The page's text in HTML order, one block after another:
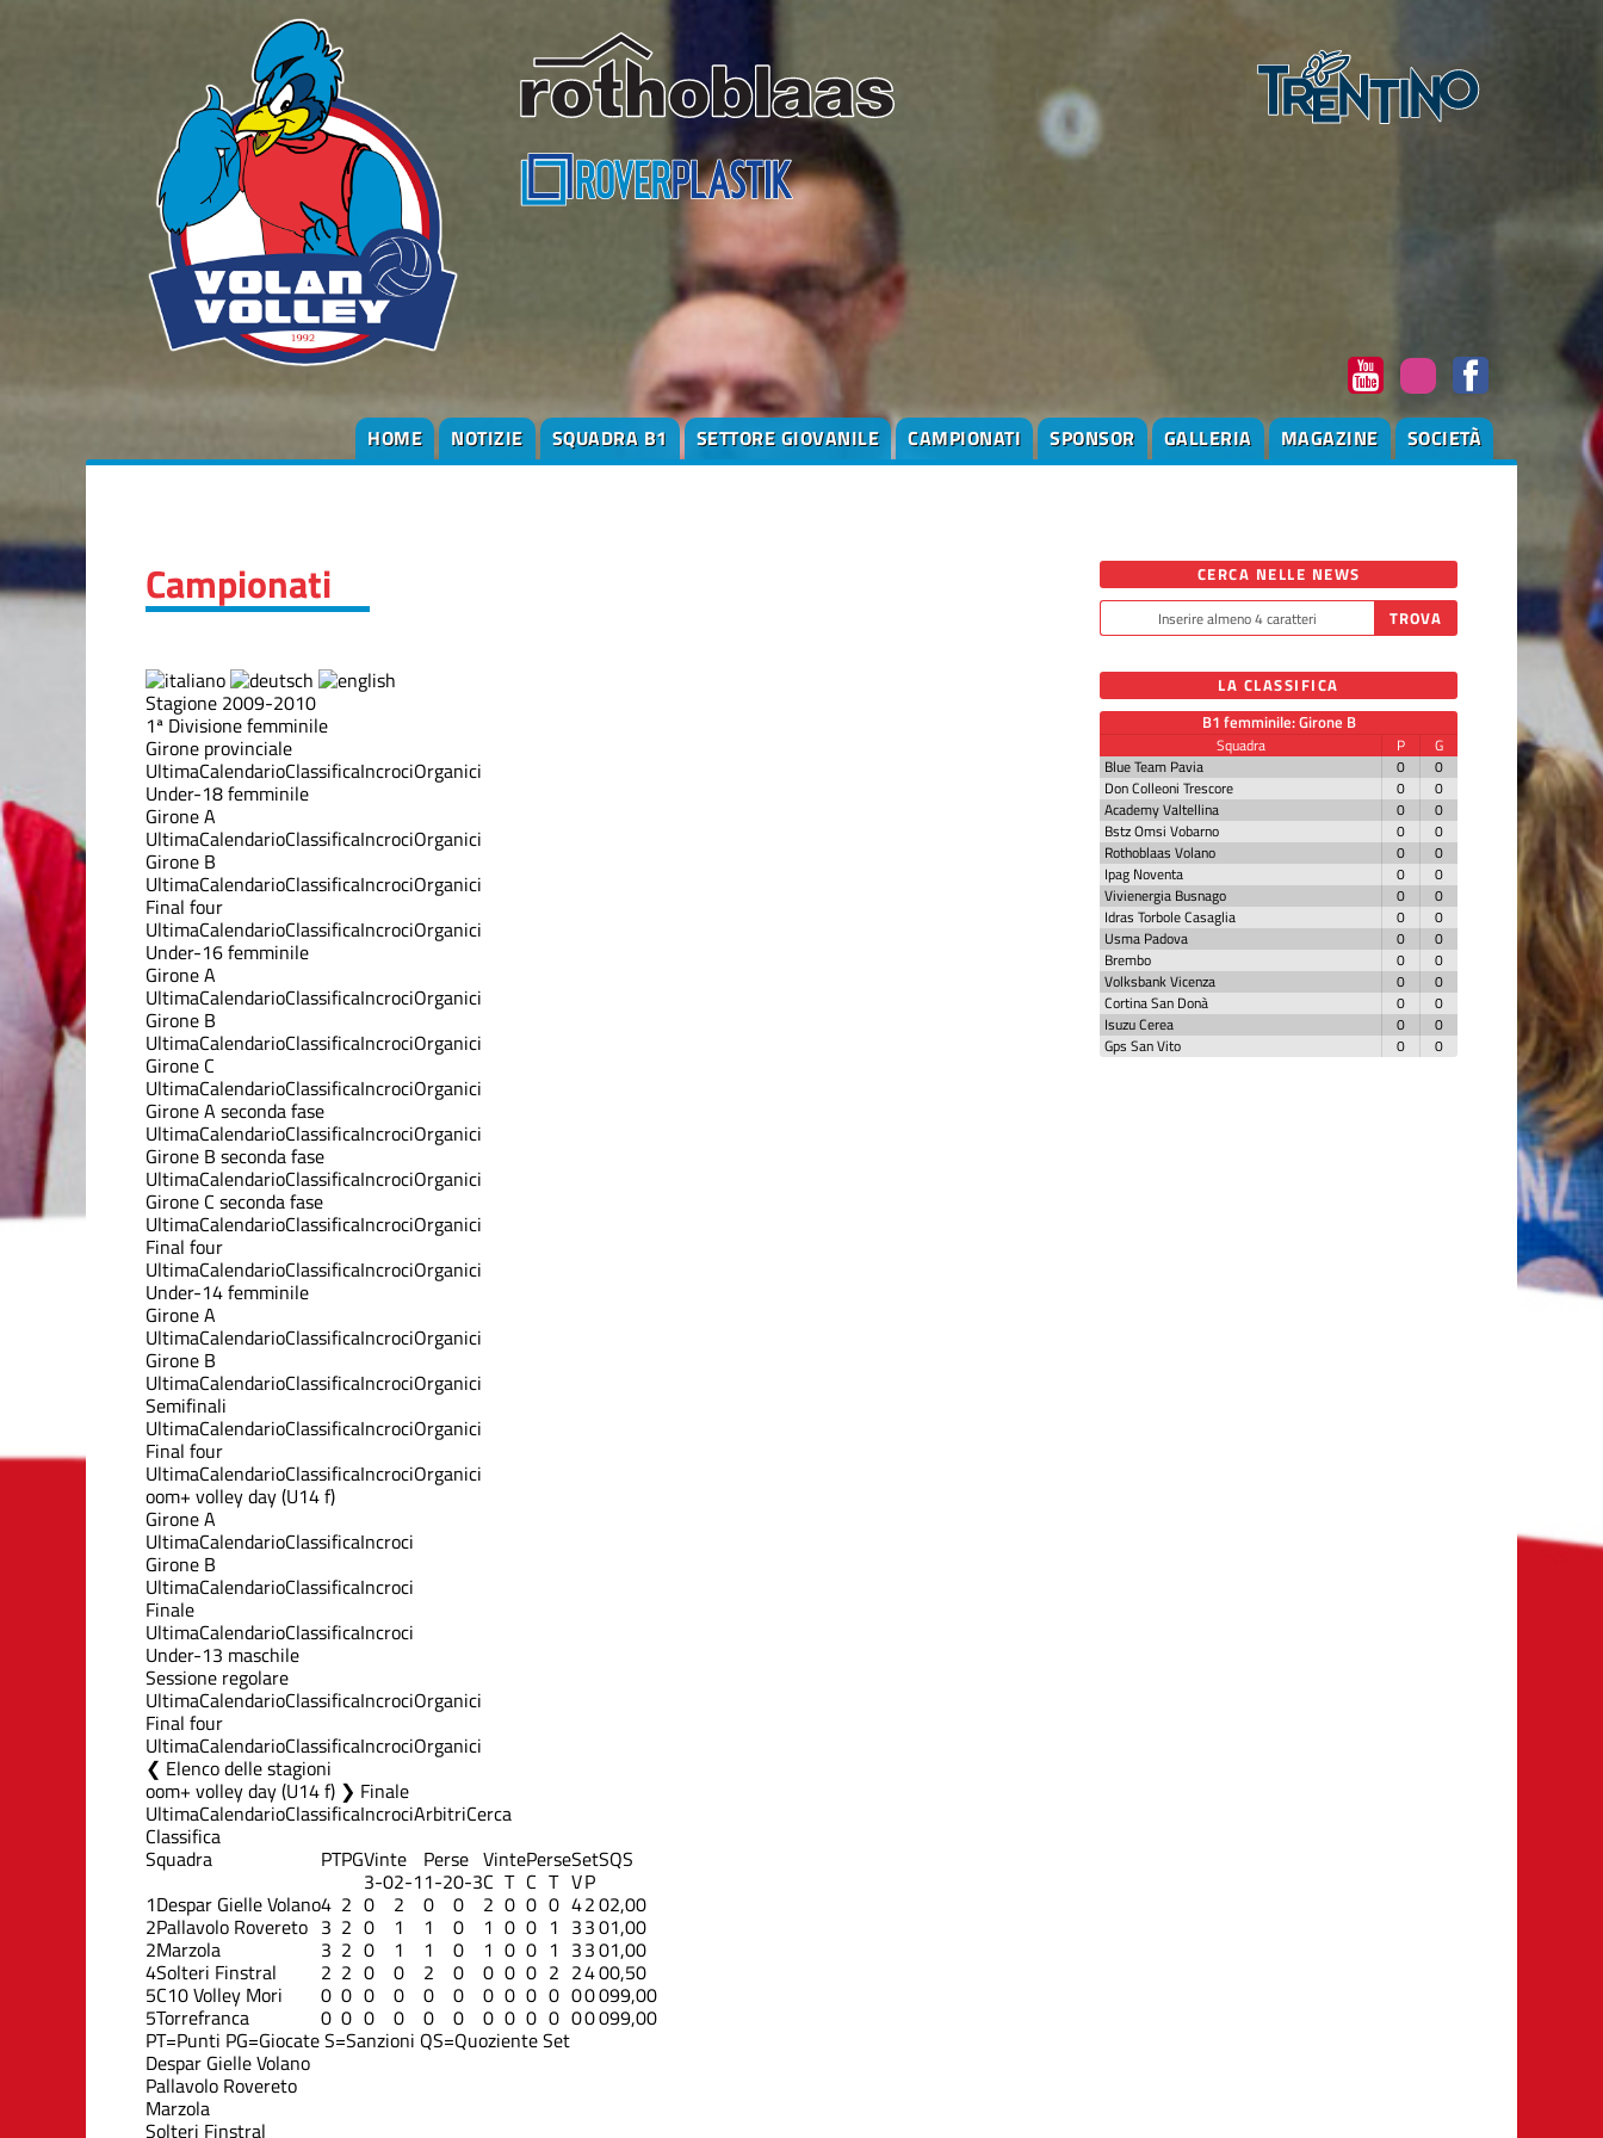
HOME NOTIZIE SQUADRA B1 SETTORE GIOVANILE CAMPIONATI SPONSOR GALLERIA MAGAZINE SOCIETÀ
Campionati
Stagione 2009-2010
1ª Divisione femminile
Girone provinciale
UltimaCalendarioClassificaIncrociOrganici
Under-18 femminile
Girone A
UltimaCalendarioClassificaIncrociOrganici
Girone B
UltimaCalendarioClassificaIncrociOrganici
Final four
UltimaCalendarioClassificaIncrociOrganici
Under-16 femminile
Girone A
UltimaCalendarioClassificaIncrociOrganici
Girone B
UltimaCalendarioClassificaIncrociOrganici
Girone C
UltimaCalendarioClassificaIncrociOrganici
Girone A seconda fase
UltimaCalendarioClassificaIncrociOrganici
Girone B seconda fase
UltimaCalendarioClassificaIncrociOrganici
Girone C seconda fase
UltimaCalendarioClassificaIncrociOrganici
Final four
UltimaCalendarioClassificaIncrociOrganici
Under-14 femminile
Girone A
UltimaCalendarioClassificaIncrociOrganici
Girone B
UltimaCalendarioClassificaIncrociOrganici
Semifinali
UltimaCalendarioClassificaIncrociOrganici
Final four
UltimaCalendarioClassificaIncrociOrganici
oom+ volley day (U14 f)
Girone A
UltimaCalendarioClassificaIncroci
Girone B
UltimaCalendarioClassificaIncroci
Finale
UltimaCalendarioClassificaIncroci
Under-13 maschile
Sessione regolare
UltimaCalendarioClassificaIncrociOrganici
Final four
UltimaCalendarioClassificaIncrociOrganici
Elenco delle stagioni
oom+ volley day (U14 f) ❯ Finale
UltimaCalendarioClassificaIncrociArbitriCerca
Classifica
Squadra PTPGVinte Perse VintePerseSetSQS
3-02-11-20-3C T C T VP
1Despar Gielle Volano4 2 0 2 0 0 2 0 0 0 4202,00
2Pallavolo Rovereto 3 2 0 1 1 0 1 0 0 1 3301,00
2Marzola 3 2 0 1 1 0 1 0 0 1 3301,00
4Solteri Finstral 2 2 0 0 2 0 0 0 0 2 2400,50
5C10 Volley Mori 0 0 0 0 0 0 0 0 0 0 00099,00
5Torrefranca 0 0 0 0 0 0 0 0 0 0 00099,00
PT=Punti PG=GiocateS=Sanzioni QS=Quoziente Set
Despar Gielle Volano
Pallavolo Rovereto
Marzola
Solteri Finstral
CERCA NELLE NEWS
LA CLASSIFICA
B1 femminile: Girone B
Squadra P
G
Blue Team Pavia
0
0
Don Colleoni Trescore
0
0
Academy Valtellina
0
0
Bstz Omsi Vobarno
0
0
Rothoblaas Volano
0
0
Ipag Noventa
0
0
Vivienergia Busnago
0
0
Idras Torbole Casaglia
0
0
Usma Padova
0
0
Brembo
0
0
Volksbank Vicenza
0
0
Cortina San Donà
0
0
Isuzu Cerea
0
0
Gps San Vito
0 0